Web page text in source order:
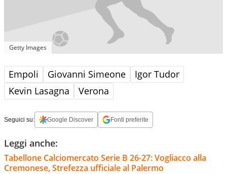
Getty Images
Empoli Giovanni Simeone
Igor Tudor
Kevin Lasagna
Verona
Seguici su: Google Discover Fonti preferite
Leggi anche:
Tabellone Calciomercato Serie B 26-27: Vogliacco alla
Cremonese, Strefezza ufficiale al Palermo